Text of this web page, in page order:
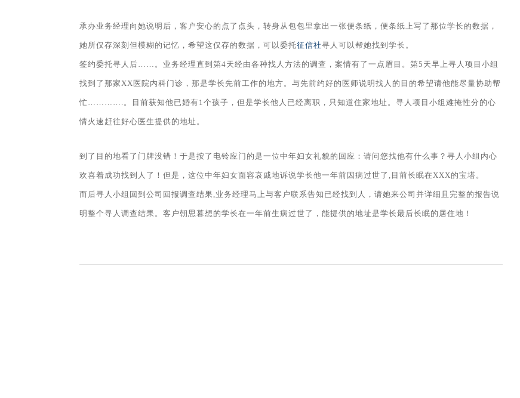
承办业务经理向她说明后，客户安心的点了点头，转身从包包里拿出一张便条纸，便条纸上写了那位学长的数据，
她所仅存深刻但模糊的记忆，希望这仅存的数据，可以委托征信社寻人可以帮她找到学长。
签约委托寻人后……。业务经理直到第4天经由各种找人方法的调查，案情有了一点眉目。第5天早上寻人项目小组
找到了那家XX医院内科门诊，那是学长先前工作的地方。与先前约好的医师说明找人的目的希望请他能尽量协助帮
忙………….。目前获知他已婚有1个孩子，但是学长他人已经离职，只知道住家地址。寻人项目小组难掩性分的心
情火速赶往好心医生提供的地址。
到了目的地看了门牌没错！于是按了电铃应门的是一位中年妇女礼貌的回应：请问您找他有什么事？寻人小组内心
欢喜着成功找到人了！但是，这位中年妇女面容哀戚地诉说学长他一年前因病过世了,目前长眠在XXX的宝塔。
而后寻人小组回到公司回报调查结果,业务经理马上与客户联系告知已经找到人，请她来公司并详细且完整的报告说
明整个寻人调查结果。客户朝思暮想的学长在一年前生病过世了，能提供的地址是学长最后长眠的居住地！